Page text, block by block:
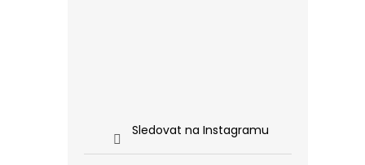
Sledovat na Instagramu